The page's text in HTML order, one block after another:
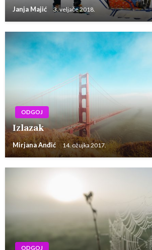
Janja Majić 3. veljače 2018.
ODGOJ
Izlazak
Mirjana Anđić 14. ožujka 2017.
ODGOJ